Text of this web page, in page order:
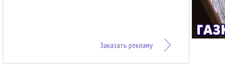
Заказать рекламу